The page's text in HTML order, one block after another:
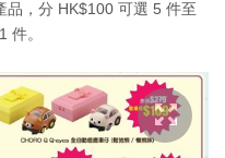
品，分 HK$100 可選 5 件至
件。